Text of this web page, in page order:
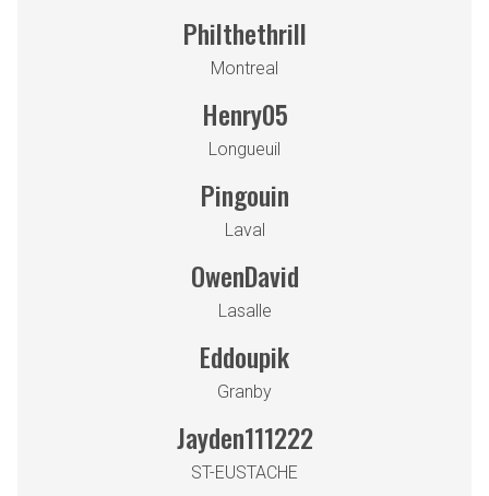
Philthethrill
Montreal
Henry05
Longueuil
Pingouin
Laval
OwenDavid
Lasalle
Eddoupik
Granby
Jayden111222
ST-EUSTACHE